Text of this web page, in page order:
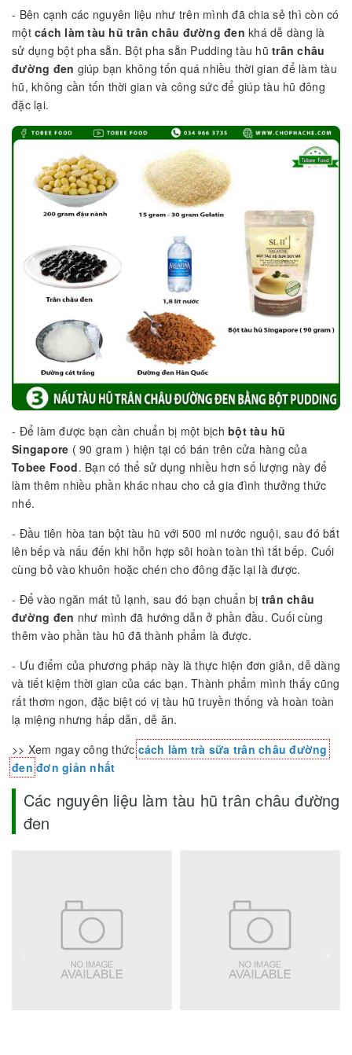
- Bên cạnh các nguyên liệu như trên mình đã chia sẻ thì còn có
một cách làm tàu hũ trân châu đường đen khá dễ dàng là
sử dụng bột pha sẵn. Bột pha sẵn Pudding tàu hũ trân châu
đường đen giúp bạn không tốn quá nhiều thời gian để làm tàu
hũ, không cần tốn thời gian và công sức để giúp tàu hũ đông
đặc lại.
- Để làm được bạn cần chuẩn bị một bịch bột tàu hũ
Singapore ( 90 gram ) hiện tại có bán trên cửa hàng của
Tobee Food. Bạn có thể sử dụng nhiều hơn số lượng này để
làm thêm nhiều phần khác nhau cho cả gia đình thưởng thức
nhé.
- Đầu tiên hòa tan bột tàu hũ với 500 ml nước nguội, sau đó bắt
lên bếp và nấu đến khi hỗn hợp sôi hoàn toàn thì tắt bếp. Cuối
cùng bỏ vào khuôn hoặc chén cho đông đặc lại là được.
- Để vào ngăn mát tủ lạnh, sau đó bạn chuẩn bị trân châu
đường đen như mình đã hướng dẫn ở phần đầu. Cuối cùng
thêm vào phần tàu hũ đã thành phẩm là được.
- Ưu điểm của phương pháp này là thực hiện đơn giản, dễ dàng
và tiết kiệm thời gian của các bạn. Thành phẩm mình thấy cũng
rất thơm ngon, đặc biệt có vị tàu hũ truyền thống và hoàn toàn
lạ miệng nhưng hấp dẫn, dễ ăn.
>> Xem ngay công thứccách làm trà sữa trân châu đường
đenđơn giản nhất
Các nguyên liệu làm tàu hũ trân châu đường
đen